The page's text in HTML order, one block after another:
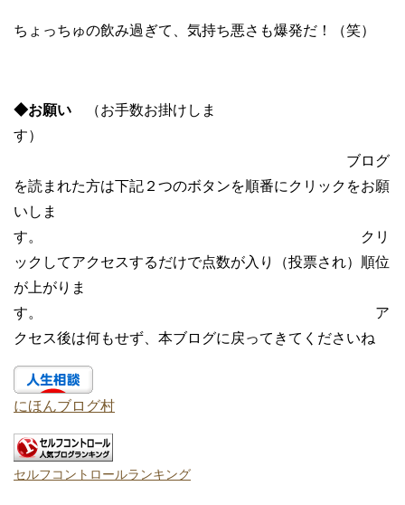
ちょっちゅの飲み過ぎて、気持ち悪さも爆発だ！（笑）
◆お願い （お手数お掛けしま
す）
ブログ
を読まれた方は下記２つのボタンを順番にクリックをお願
いしま
す。 クリ
ックしてアクセスするだけで点数が入り（投票され）順位
が上がりま
す。 ア
クセス後は何もせず、本ブログに戻ってきてくださいね
にほんブログ村
セルフコントロールランキング